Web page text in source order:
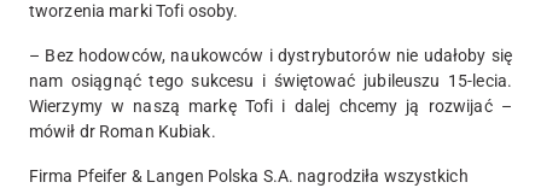
tworzenia marki Tofi osoby.
– Bez hodowców, naukowców i dystrybutorów nie udałoby się
nam osiągnąć tego sukcesu i świętować jubileuszu 15-lecia.
Wierzymy w naszą markę Tofi i dalej chcemy ją rozwijać –
mówił dr Roman Kubiak.
Firma Pfeifer & Langen Polska S.A. nagrodziła wszystkich